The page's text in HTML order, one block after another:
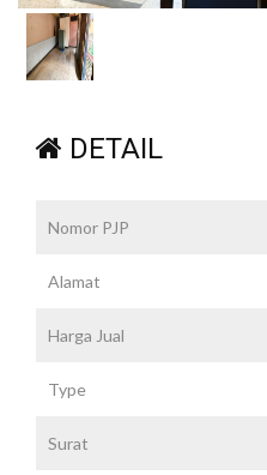
DETAIL
Nomor PJP
Alamat
Harga Jual
Type
Surat